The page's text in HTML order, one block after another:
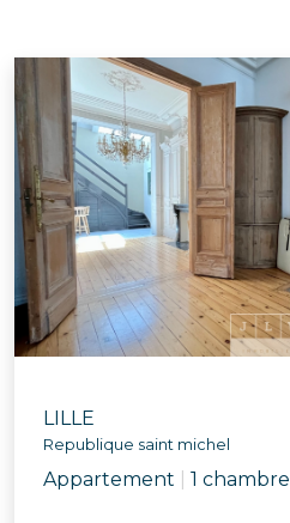
LILLE
Republique saint michel
Appartement 1 chambre